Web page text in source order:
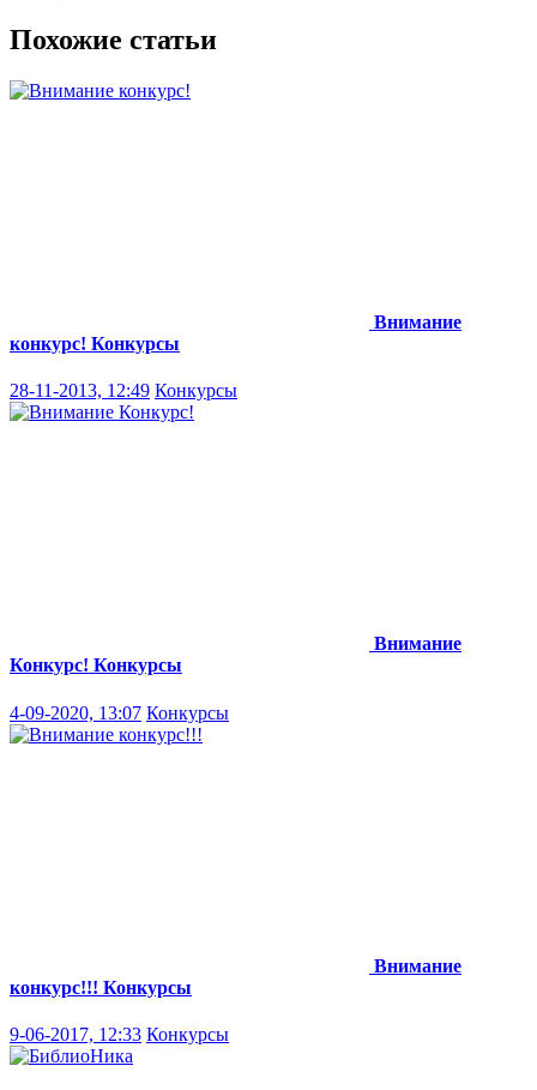
Похожие статьи
Внимание
конкурс! Конкурсы
28-11-2013, 12:49 Конкурсы
Внимание
Конкурс! Конкурсы
4-09-2020, 13:07 Конкурсы
Внимание
конкурс!!! Конкурсы
9-06-2017, 12:33 Конкурсы